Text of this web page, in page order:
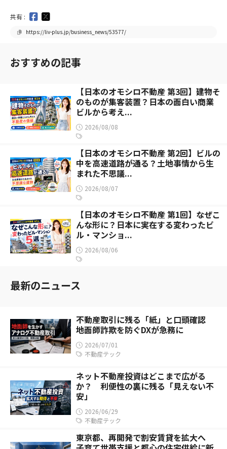
共有 :
https://liv-plus.jp/business_news/53577/
おすすめの記事
【日本のオモシロ不動産 第3回】建物そ
のものが集客装置？日本の面白い商業
ビルから考え...
2026/08/08
【日本のオモシロ不動産 第2回】ビルの
中を高速道路が通る？土地事情から生
まれた不思議...
2026/08/07
【日本のオモシロ不動産 第1回】なぜこ
んな形に？日本に実在する変わったビ
ル・マンショ...
2026/08/06
最新のニュース
不動産取引に残る「紙」と口頭確認
地面師詐欺を防ぐDXが急務に
2026/07/01
不動産テック
ネット不動産投資はどこまで広がる
か？ 利便性の裏に残る「見えない不
安」
2026/06/29
不動産テック
東京都、再開発で割安賃貸を拡大へ